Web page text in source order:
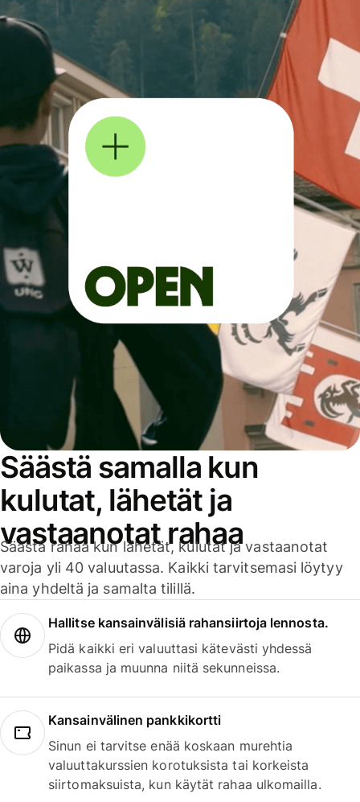
Säästä samalla kun
kulutat, lähetät ja
vastaanotat rahaa
Säästä rahaa kun lähetät, kulutat ja vastaanotat
varoja yli 40 valuutassa. Kaikki tarvitsemasi löytyy
aina yhdeltä ja samalta tilillä.
Hallitse kansainvälisiä rahansiirtoja lennosta.
Pidä kaikki eri valuuttasi kätevästi yhdessä
paikassa ja muunna niitä sekunneissa.
Kansainvälinen pankkikortti
Sinun ei tarvitse enää koskaan murehtia
valuuttakurssien korotuksista tai korkeista
siirtomaksuista, kun käytät rahaa ulkomailla.